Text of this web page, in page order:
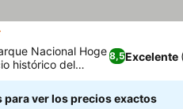
8,5Excelente
Nacional Hoge
histórico del
para ver los precios exactos